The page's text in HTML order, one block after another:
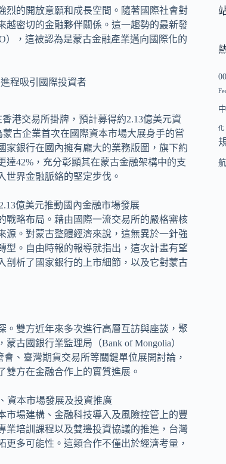
烈的開放意願和成長空間。隨著國際社會對
越密切的金融夥伴關係。這一趨勢的最新發
），這被認為是蒙古金融產業邁向國際化的
港交易所掛牌，預計募得約2.13億美元資
古企業首次在國際資本市場大展身手的嘗
家銀行在國內擁有龐大的業務版圖，旗下約
達42%，充分彰顯其在蒙古金融架構中的支
世界金融脈絡的堅定步伐。
戰略布局。藉由國際一流交易所的嚴格審核
源。對蒙古整體經濟來說，這無異於一針強
型。自由時報的報導就指出，這次計畫有望
剖析了國家銀行的上市細節，以及它對蒙古
。雙方近年來多次進行高層互訪與座談，聚
古國銀行業監理局（Bank of Mongolia）
、臺灣期貨交易所等關鍵單位展開討論，
雙方在金融合作上的實質進展。
市場建構、金融科技導入及風險控管上的豐
業培訓課程以及雙邊投資協議的推進，台灣
多可能性。這類合作不僅出於經濟考量，
化